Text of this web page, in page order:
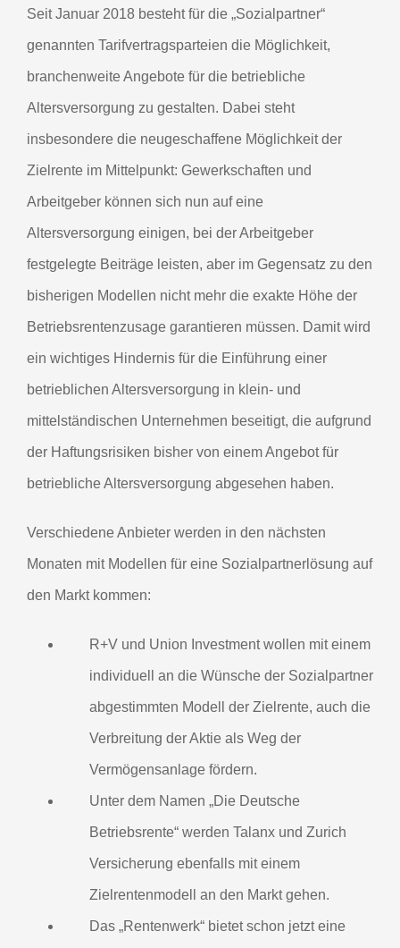
Seit Januar 2018 besteht für die „Sozialpartner“
genannten Tarifvertragsparteien die Möglichkeit,
branchenweite Angebote für die betriebliche
Altersversorgung zu gestalten. Dabei steht
insbesondere die neugeschaffene Möglichkeit der
Zielrente im Mittelpunkt: Gewerkschaften und
Arbeitgeber können sich nun auf eine
Altersversorgung einigen, bei der Arbeitgeber
festgelegte Beiträge leisten, aber im Gegensatz zu den
bisherigen Modellen nicht mehr die exakte Höhe der
Betriebsrentenzusage garantieren müssen. Damit wird
ein wichtiges Hindernis für die Einführung einer
betrieblichen Altersversorgung in klein- und
mittelständischen Unternehmen beseitigt, die aufgrund
der Haftungsrisiken bisher von einem Angebot für
betriebliche Altersversorgung abgesehen haben.
Verschiedene Anbieter werden in den nächsten
Monaten mit Modellen für eine Sozialpartnerlösung auf
den Markt kommen:
R+V und Union Investment wollen mit einem
individuell an die Wünsche der Sozialpartner
abgestimmten Modell der Zielrente, auch die
Verbreitung der Aktie als Weg der
Vermögensanlage fördern.
Unter dem Namen „Die Deutsche
Betriebsrente“ werden Talanx und Zurich
Versicherung ebenfalls mit einem
Zielrentenmodell an den Markt gehen.
Das „Rentenwerk“ bietet schon jetzt eine